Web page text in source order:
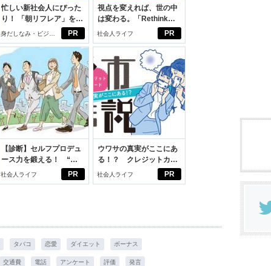
PR
忙しい新社会人にぴった
り！ 「朝リフレア」をは
じめよう。しっかりニオ
イケアして24時間快適。
身だしなみ・ビジネ
スアイテム
PR
視点を変えれば、世の中
は変わる。「Rethink
PROJECT」がつたえた
社会人ライフ
PR
【診断】セルフプロデュ
ース力を鍛える！ “ジ
ブン観”診断
社会人ライフ PR
ウワサの真実がここにあ
る！？ クレジットカー
ドの都市伝説
社会人ライフ
タバコ 恋愛 ダイエット ボーナス
交通費 電話 アンケート 評価 発言